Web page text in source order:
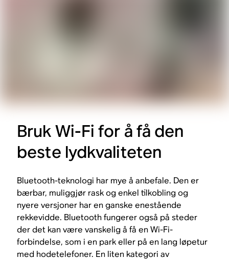
Bruk Wi-Fi for å få den
beste lydkvaliteten
Bluetooth-teknologi har mye å anbefale. Den er
bærbar, muliggjør rask og enkel tilkobling og
nyere versjoner har en ganske enestående
rekkevidde. Bluetooth fungerer også på steder
der det kan være vanskelig å få en Wi-Fi-
forbindelse, som i en park eller på en lang løpetur
med hodetelefoner. En liten kategori av